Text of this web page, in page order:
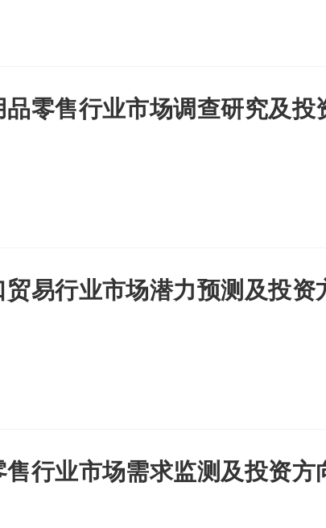
零售行业市场调查研究及投
易行业市场潜力预测及投资
行业市场需求监测及投资方